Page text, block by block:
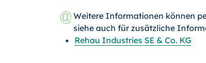
Weitere Informationen können
siehe auch für zusätzliche
Rehau Industries SE & Co. KG